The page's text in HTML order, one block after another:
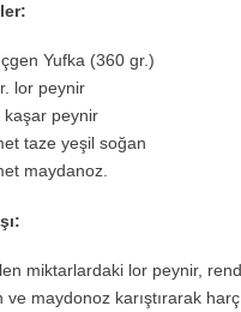
Yufka (360 gr.)
lor peynir
kaşar peynir
taze yeşil soğan
maydanoz.
miktarlardaki lor peynir,
ve maydonoz karıştırarak harç